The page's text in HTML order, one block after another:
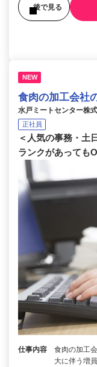
後で見る
NEW
食肉の加工会社
水戸ミートセンター株
正社員
＜人気の事務・土
ランクがあっても
仕事内容
食肉の加工
大に伴う増